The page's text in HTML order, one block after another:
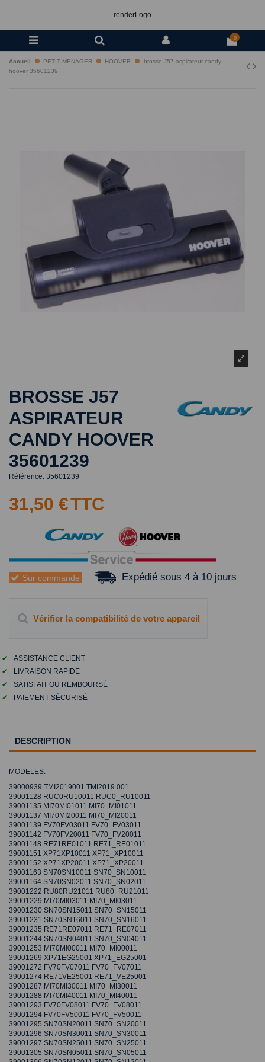
renderLogo
0
Accueil PETIT MENAGER HOOVER
brosse J57 aspirateur candy
hoover 35601239
BROSSE J57
ASPIRATEUR
CANDY HOOVER
35601239
Référence: 35601239
31,50 €TTC
Sur commande Expédié sous 4 à 10 jours
Vérifier la compatibilité de votre appareil
✔
ASSISTANCE CLIENT
✔
LIVRAISON RAPIDE
✔
SATISFAIT OU REMBOURSÉ
✔
PAIEMENT SÉCURISÉ
DESCRIPTION
MODELES:
39000939 TMI2019001 TMI2019 001
39001128 RUC0RU10011 RUC0_RU10011
39001135 MI70MI01011 MI70_MI01011
39001137 MI70MI20011 MI70_MI20011
39001139 FV70FV03011 FV70_FV03011
39001142 FV70FV20011 FV70_FV20011
39001148 RE71RE01011 RE71_RE01011
39001151 XP71XP10011 XP71_XP10011
39001152 XP71XP20011 XP71_XP20011
39001163 SN70SN10011 SN70_SN10011
39001164 SN70SN02011 SN70_SN02011
39001222 RU80RU21011 RU80_RU21011
39001229 MI70MI03011 MI70_MI03011
39001230 SN70SN15011 SN70_SN15011
39001231 SN70SN16011 SN70_SN16011
39001235 RE71RE07011 RE71_RE07011
39001244 SN70SN04011 SN70_SN04011
39001253 MI70MI00011 MI70_MI00011
39001269 XP71EG25001 XP71_EG25001
39001272 FV70FV07011 FV70_FV07011
39001274 RE71VE25001 RE71_VE25001
39001287 MI70MI30011 MI70_MI30011
39001288 MI70MI40011 MI70_MI40011
39001293 FV70FV08011 FV70_FV08011
39001294 FV70FV50011 FV70_FV50011
39001295 SN70SN20011 SN70_SN20011
39001296 SN70SN30011 SN70_SN30011
39001297 SN70SN25011 SN70_SN25011
39001305 SN70SN05011 SN70_SN05011